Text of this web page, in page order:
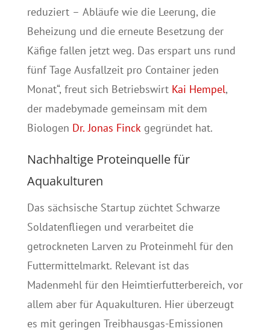
reduziert – Abläufe wie die Leerung, die
Beheizung und die erneute Besetzung der
Käfige fallen jetzt weg. Das erspart uns rund
fünf Tage Ausfallzeit pro Container jeden
Monat“, freut sich Betriebswirt Kai Hempel,
der madebymade gemeinsam mit dem
Biologen Dr. Jonas Finckgegründet hat.
Nachhaltige Proteinquelle für
Aquakulturen
Das sächsische Startup züchtet Schwarze
Soldatenfliegen und verarbeitet die
getrockneten Larven zu Proteinmehl für den
Futtermittelmarkt. Relevant ist das
Madenmehl für den Heimtierfutterbereich, vor
allem aber für Aquakulturen. Hier überzeugt
es mit geringen Treibhausgas-Emissionen